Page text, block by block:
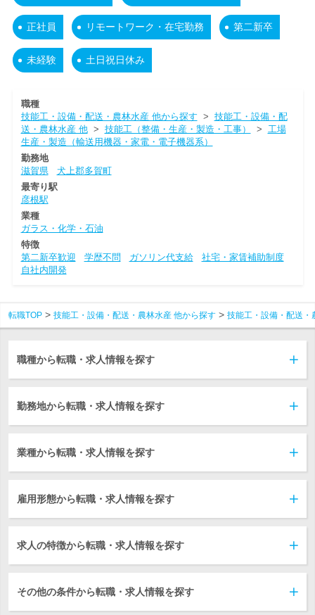
正社員 リモートワーク・在宅勤務 第二新卒
未経験 土日祝日休み
職種
技能工・設備・配送・農林水産 他から探す > 技能工・設備・配
送・農林水産 他> 技能工（整備・生産・製造・工事） > 工場
生産・製造（輸送用機器・家電・電子機器系）
勤務地
滋賀県
犬上郡多賀町
最寄り駅
彦根駅
業種
ガラス・化学・石油
特徴
第二新卒歓迎
学歴不問 ガソリン代支給
社宅・家賃補助制度
自社内開発
転職TOP 技能工・設備・配送・農林水産 他から探す 技能工・設備・配送・
職種から転職・求人情報を探す
勤務地から転職・求人情報を探す
業種から転職・求人情報を探す
雇用形態から転職・求人情報を探す
求人の特徴から転職・求人情報を探す
その他の条件から転職・求人情報を探す